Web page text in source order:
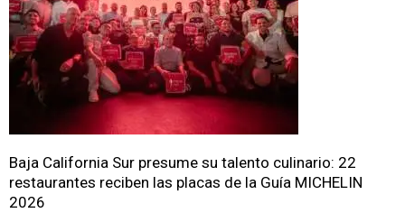
Baja California Sur presume su talento culinario: 22
restaurantes reciben las placas de la Guía MICHELIN
2026